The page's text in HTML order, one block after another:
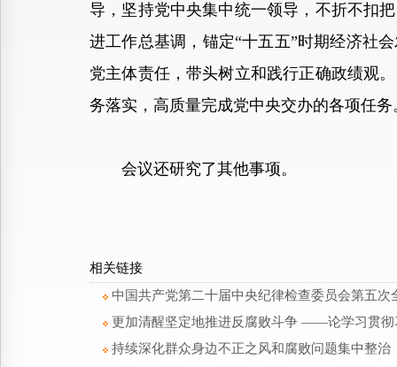
导，坚持党中央集中统一领导，不折不扣
进工作总基调，锚定“十五五”时期经济社
党主体责任，带头树立和践行正确政绩观
务落实，高质量完成党中央交办的各项任务
会议还研究了其他事项。
相关链接
中国共产党第二十届中央纪律检查委员会第五次
更加清醒坚定地推进反腐败斗争 ——论学习贯
持续深化群众身边不正之风和腐败问题集中整治